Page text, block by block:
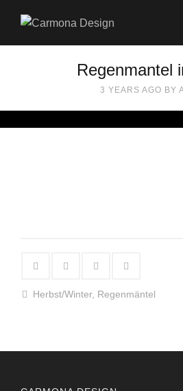
Regenmantel
3 YEARS AGO BY
Herbst/Winter, Regenmäntel